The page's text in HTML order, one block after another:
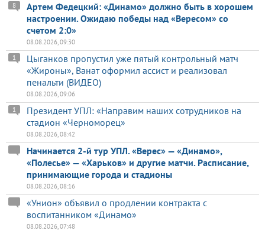
Артем Федецкий: «Динамо» должно быть в хорошем
настроении. Ожидаю победы над «Вересом» со
счетом 2:0»
8
08.08.2026, 09:30
Цыганков пропустил уже пятый контрольный матч
«Жироны», Ванат оформил ассист и реализовал
пенальти (ВИДЕО)
1
08.08.2026, 09:06
Президент УПЛ: «Направим наших сотрудников на
стадион «Черноморец»
1
08.08.2026, 08:42
Начинается 2-й тур УПЛ. «Верес» — «Динамо»,
«Полесье» — «Харьков» и другие матчи. Расписание,
принимающие города и стадионы
08.08.2026, 08:16
«Унион» объявил о продлении контракта с
воспитанником «Динамо»
08.08.2026, 07:48